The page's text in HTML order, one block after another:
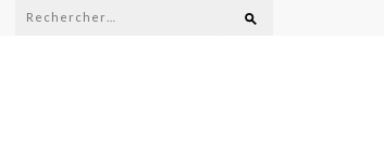
Rechercher :